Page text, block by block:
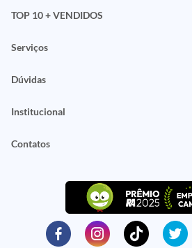
TOP 10 + VENDIDOS
Serviços
Dúvidas
Institucional
Contatos